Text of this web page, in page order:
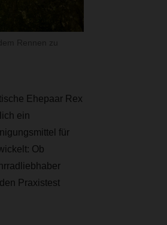
Ehepaar Rex
ein
für
Ob
Praxistest